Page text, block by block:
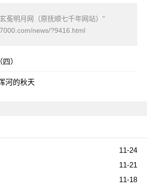
菟明月网（原抚顺七千年网站）"
news/?9416.html
）
河的秋天
11-24
11-21
11-18